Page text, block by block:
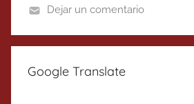
Dejar un comentario
Google Translate